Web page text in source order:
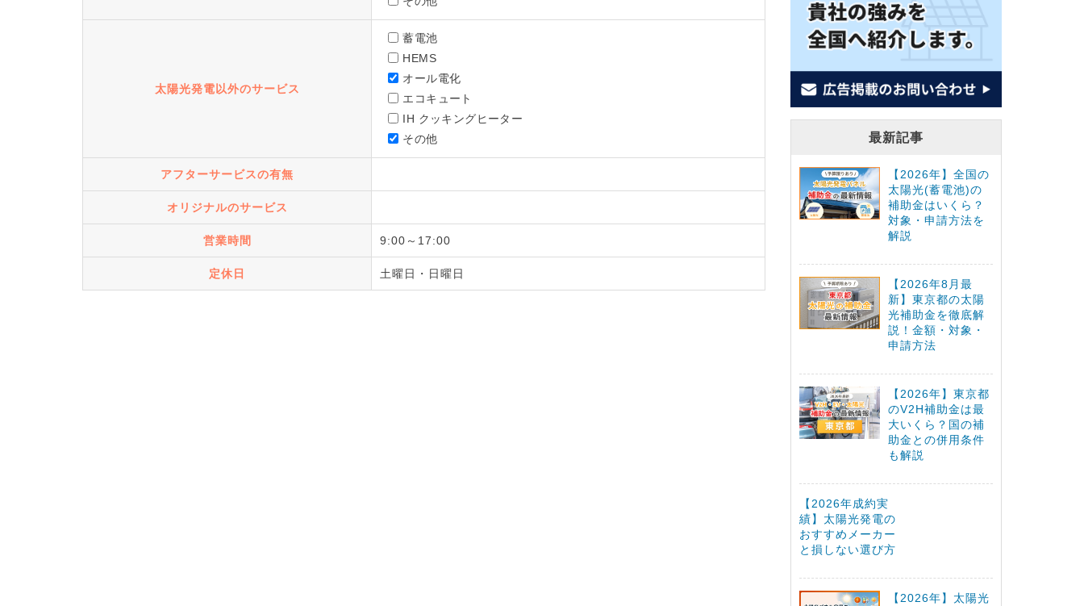
太陽光発電以外のサービス
蓄電池
HEMS
オール電化
エコキュート
IH クッキングヒーター
その他
アフターサービスの有無
オリジナルのサービス
営業時間 9:00～17:00
定休日 土曜日・日曜日
最新記事
【2026年】全国の
太陽光(蓄電池)の
補助金はいくら？
対象・申請方法を
解説
【2026年8月最
新】東京都の太陽
光補助金を徹底解
説！金額・対象・
申請方法
【2026年】東京都
のV2H補助金は最
大いくら？国の補
助金との併用条件
も解説
【2026年成約実
績】太陽光発電の
おすすめメーカー
と損しない選び方
【2026年】太陽光